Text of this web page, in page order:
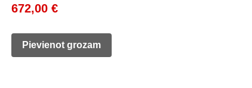
Original
was:
672,00€Current
is:
Pievienot grozam